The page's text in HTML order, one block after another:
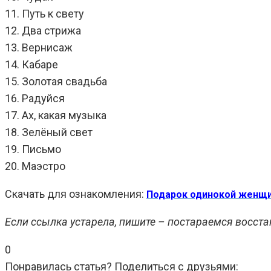
11. Путь к свету
12. Два стрижа
13. Вернисаж
14. Кабаре
15. Золотая свадьба
16. Радуйся
17. Ах, какая музыка
18. Зелёный свет
19. Письмо
20. Маэстро
Скачать для ознакомления: Подарок одинокой
Если ссылка устарела, пишите – постараемся
0
Понравилась статья? Поделиться с друзьями: